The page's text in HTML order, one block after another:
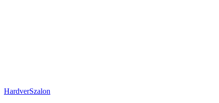
HardverSzalon